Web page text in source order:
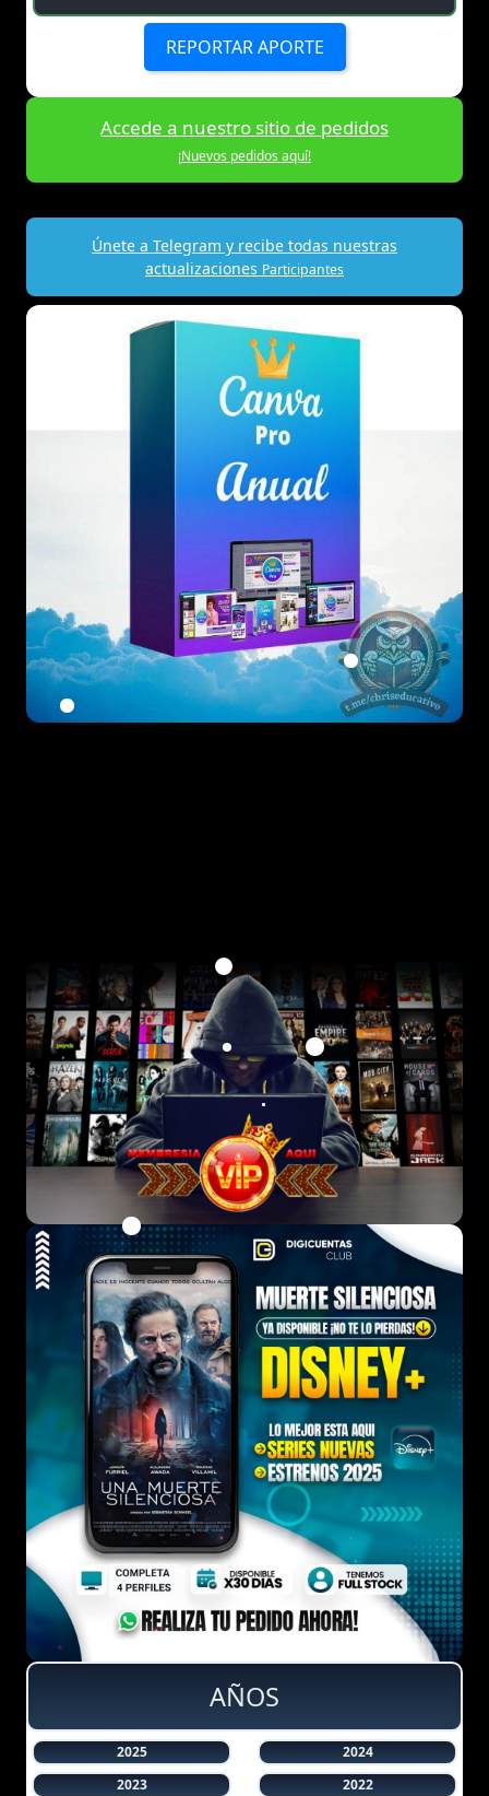
REPORTAR APORTE
Accede a nuestro sitio de pedidos
¡Nuevos pedidos aquí!
Únete a Telegram y recibe todas nuestras
actualizaciones Participantes
AÑOS
2025
2024
2023
2022